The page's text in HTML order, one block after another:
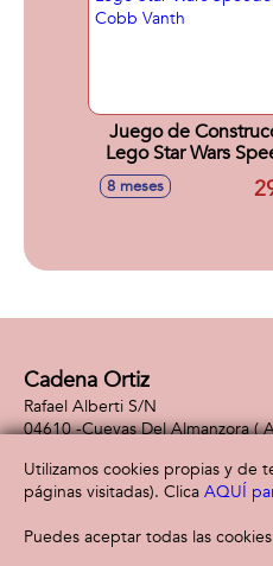
Juego de
Lego Star Wars
de Cobb Vanth
8 meses
Cadena Ortiz
Rafael Alberti S/N
04610 -Cuevas Del Almanzora(
Utilizamos cookies propias y de
páginas visitadas). Clica AQUÍ
Puedes aceptar todas las